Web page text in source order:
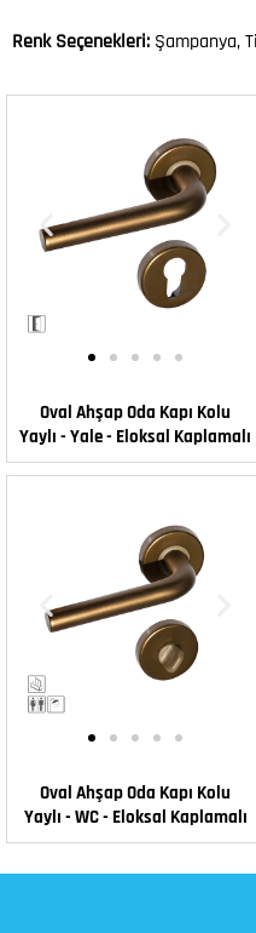
Renk Seçenekleri: Şampanya,
Oval Ahşap Oda Kapı Kolu
Yaylı - Yale - Eloksal Kaplamalı
Oval Ahşap Oda Kapı Kolu
Yaylı - WC - Eloksal Kaplamalı